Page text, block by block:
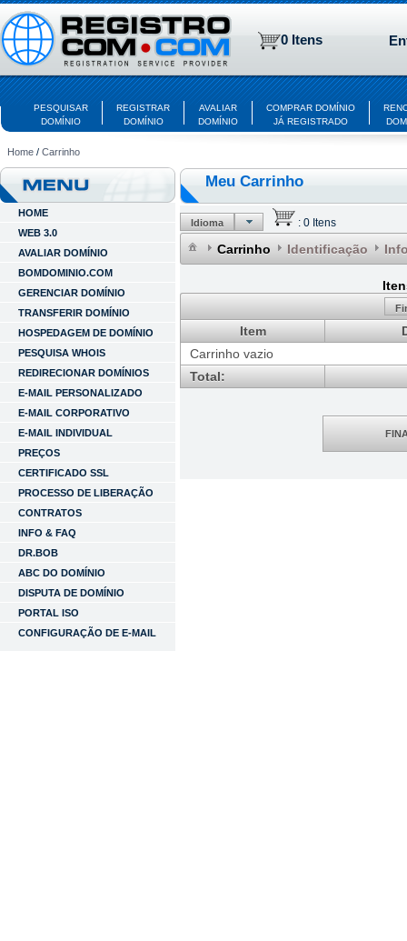
0 Itens
PESQUISAR
DOMÍNIO
REGISTRAR
DOMÍNIO
AVALIAR
DOMÍNIO
COMPRAR DOMÍNIO
JÁ REGISTRADO
Home /Carrinho
HOME
WEB 3.0
AVALIAR DOMÍNIO
BOMDOMINIO.COM
GERENCIAR DOMÍNIO
TRANSFERIR DOMÍNIO
HOSPEDAGEM DE DOMÍNIO
PESQUISA WHOIS
REDIRECIONAR DOMÍNIOS
E-MAIL PERSONALIZADO
E-MAIL CORPORATIVO
E-MAIL INDIVIDUAL
PREÇOS
CERTIFICADO SSL
PROCESSO DE LIBERAÇÃO
CONTRATOS
INFO & FAQ
DR.BOB
ABC DO DOMÍNIO
DISPUTA DE DOMÍNIO
PORTAL ISO
CONFIGURAÇÃO DE E-MAIL
Meu Carrinho
Idioma : 0 Itens
Carrinho Identificação
Item
Total:
Carrinho vazio